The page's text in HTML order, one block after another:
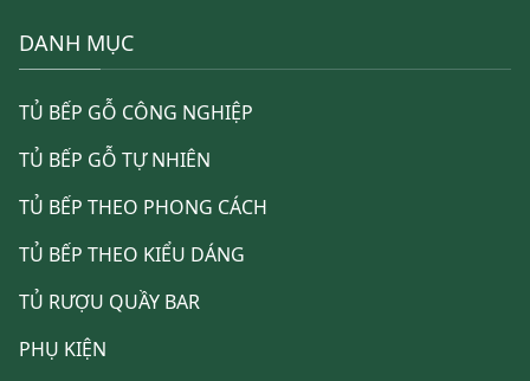
DANH MỤC
TỦ BẾP GỖ CÔNG NGHIỆP
TỦ BẾP GỖ TỰ NHIÊN
TỦ BẾP THEO PHONG CÁCH
TỦ BẾP THEO KIỂU DÁNG
TỦ RƯỢU QUẦY BAR
PHỤ KIỆN